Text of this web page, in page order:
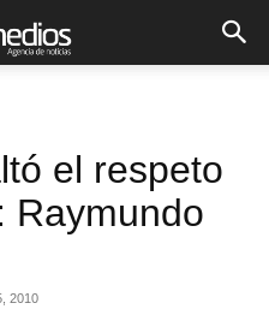
el respeto
Raymundo
2010